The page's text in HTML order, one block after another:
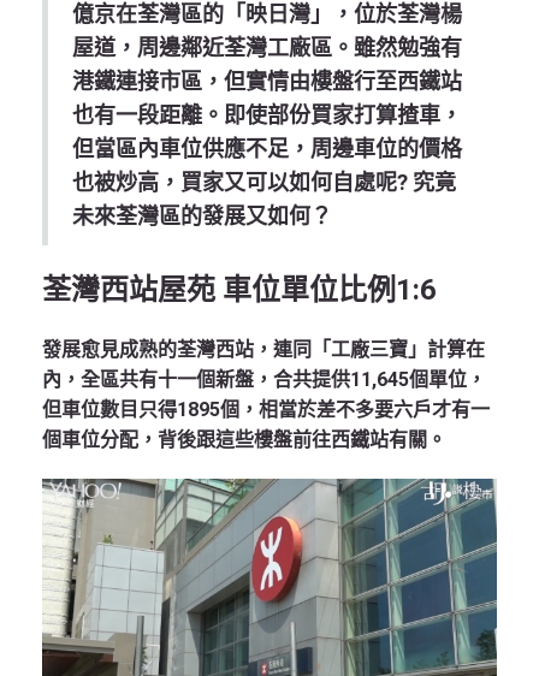
億京在荃灣區的「映日灣」，位於荃灣楊
屋道，周邊鄰近荃灣工廠區。雖然勉強有
港鐵連接市區，但實情由樓盤行至西鐵站
也有一段距離。即使部份買家打算揸車，
但當區內車位供應不足，周邊車位的價格
也被炒高，買家又可以如何自處呢? 究竟
未來荃灣區的發展又如何？
荃灣西站屋苑 車位單位比例1:6
發展愈見成熟的荃灣西站，連同「工廠三寶」計算在
內，全區共有十一個新盤，合共提供11,645個單位，
但車位數目只得1895個，相當於差不多要六戶才有一
個車位分配，背後跟這些樓盤前往西鐵站有關。